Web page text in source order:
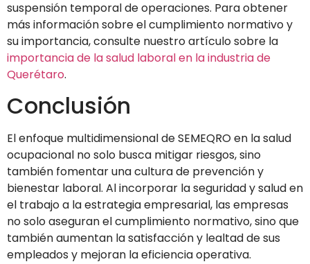
suspensión temporal de operaciones. Para obtener
más información sobre el cumplimiento normativo y
su importancia, consulte nuestro artículo sobre la
importancia de la salud laboral en la industria de
Querétaro.
Conclusión
El enfoque multidimensional de SEMEQRO en la salud
ocupacional no solo busca mitigar riesgos, sino
también fomentar una cultura de prevención y
bienestar laboral. Al incorporar la seguridad y salud en
el trabajo a la estrategia empresarial, las empresas
no solo aseguran el cumplimiento normativo, sino que
también aumentan la satisfacción y lealtad de sus
empleados y mejoran la eficiencia operativa.